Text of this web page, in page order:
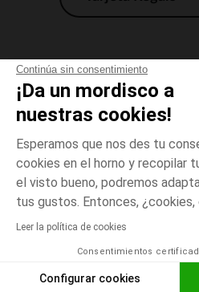
Continúa sin consentimiento
¡Da un mordisco a
nuestras cookies!
Esperamos que nos des tu
cookies en el horno y recopilar
el visto bueno, podremos
tus gustos. Entonces,
Leer la política de cookies
Consentimientos
Configurar cookies
Blanco
El pago medidante
ELIGE UNA TALLA
Condiciones
Aviso
*Condiciones de las
Gestión de las
Accesibilidad: no
Orchestra adhiere al código de ética de
electrónico y venta a distancia